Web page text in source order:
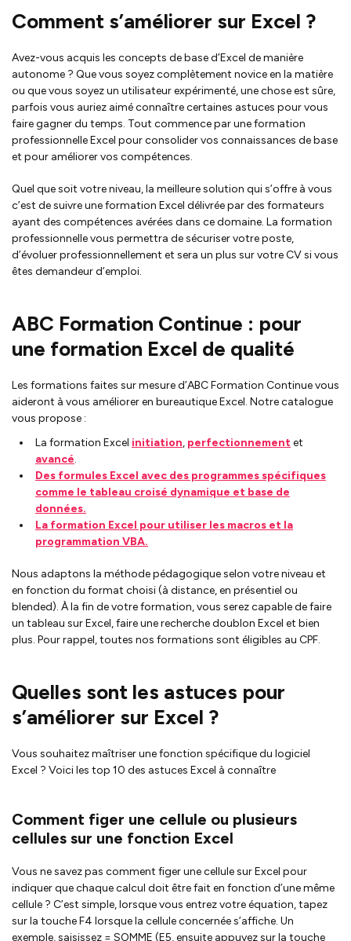
Comment s’améliorer sur Excel ?
Avez-vous acquis les concepts de base d’Excel de manière
autonome ? Que vous soyez complètement novice en la matière
ou que vous soyez un utilisateur expérimenté, une chose est sûre,
parfois vous auriez aimé connaître certaines astuces pour vous
faire gagner du temps. Tout commence par une formation
professionnelle Excel pour consolider vos connaissances de base
et pour améliorer vos compétences.
Quel que soit votre niveau, la meilleure solution qui s’offre à vous
c’est de suivre une formation Excel délivrée par des formateurs
ayant des compétences avérées dans ce domaine. La formation
professionnelle vous permettra de sécuriser votre poste,
d’évoluer professionnellement et sera un plus sur votre CV si vous
êtes demandeur d’emploi.
ABC Formation Continue : pour
une formation Excel de qualité
Les formations faites sur mesure d’ABC Formation Continue vous
aideront à vous améliorer en bureautique Excel. Notre catalogue
vous propose :
La formation Excel initiation, perfectionnementet
avancé.
Des formules Excel avec des programmes spécifiques
comme le tableau croisé dynamique et base de
données.
La formation Excel pour utiliser les macros et la
programmation VBA.
Nous adaptons la méthode pédagogique selon votre niveau et
en fonction du format choisi (à distance, en présentiel ou
blended). À la fin de votre formation, vous serez capable de faire
un tableau sur Excel, faire une recherche doublon Excel et bien
plus. Pour rappel, toutes nos formations sont éligibles au CPF.
Quelles sont les astuces pour
s’améliorer sur Excel ?
Vous souhaitez maîtriser une fonction spécifique du logiciel
Excel ? Voici les top 10 des astuces Excel à connaître
Comment figer une cellule ou plusieurs
cellules sur une fonction Excel
Vous ne savez pas comment figer une cellule sur Excel pour
indiquer que chaque calcul doit être fait en fonction d’une même
cellule ? C’est simple, lorsque vous entrez votre équation, tapez
sur la touche F4 lorsque la cellule concernée s’affiche. Un
exemple, saisissez = SOMME (E5, ensuite appuyez sur la touche